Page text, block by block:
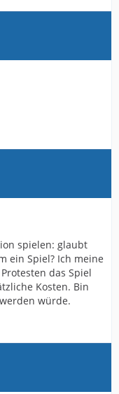
spielen: glaubt
ein Spiel? Ich meine
das Spiel
Kosten. Bin
würde.